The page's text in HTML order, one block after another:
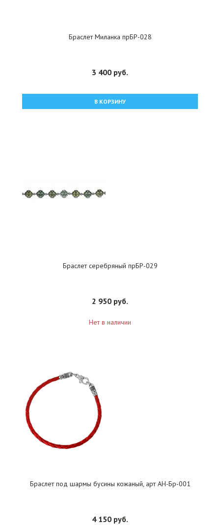
Браслет Миланка прБР-028
3 400 руб.
В КОРЗИНУ
Браслет серебряный прБР-029
2 950 руб.
Нет в наличии
Браслет под шармы бусины кожаный, арт АН-Бр-001
4 150 руб.